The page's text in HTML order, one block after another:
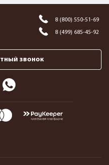
8 (800) 550-51-69
8 (499) 685-45-92
звонок